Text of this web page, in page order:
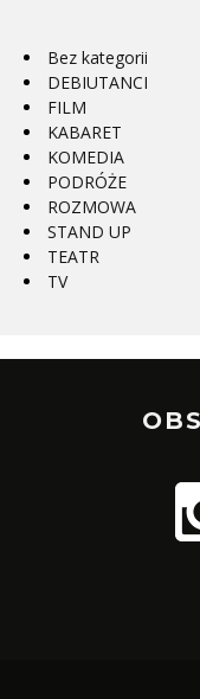
Bez kategorii
DEBIUTANCI
FILM
KABARET
KOMEDIA
PODRÓŻE
ROZMOWA
STAND UP
TEATR
TV